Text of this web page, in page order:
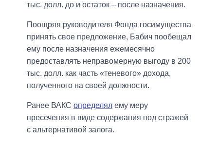
тыс. долл. до и остаток – после назначения.
Поощряя руководителя Фонда госимущества
принять свое предложение, Бабич пообещал
ему после назначения ежемесячно
предоставлять неправомерную выгоду в 200
тыс. долл. как часть «теневого» дохода,
полученного на своей должности.
Ранее ВАКС определял ему меру
пресечения в виде содержания под стражей
с альтернативой залога.